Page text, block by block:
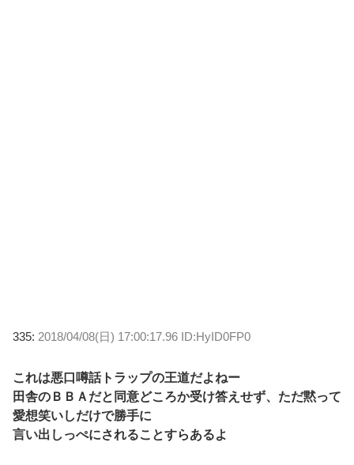
335: 2018/04/08(日) 17:00:17.96 ID:HyID0FP0
これは悪口噂話トラップの王道だよねー
田舎のＢＢＡだと同意どころか受け答えせず、ただ黙って
愛想笑いしだけで勝手に
言い出しっぺにされることすらあるよ